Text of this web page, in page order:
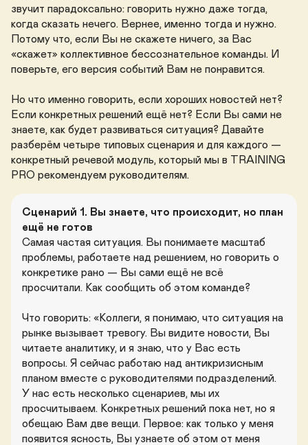
звучит парадоксально: говорить нужно даже тогда,
когда сказать нечего. Вернее, именно тогда и нужно.
Потому что, если Вы не скажете ничего, за Вас
«скажет» коллективное бессознательное команды. И
поверьте, его версия событий Вам не понравится.
Но что именно говорить, если хороших новостей нет?
Если конкретных решений ещё нет? Если Вы сами не
знаете, как будет развиваться ситуация? Давайте
разберём четыре типовых сценария и для каждого —
конкретный речевой модуль, который мы в TRAINING
PRO рекомендуем руководителям.
Сценарий 1. Вы знаете, что происходит, но план
ещё не готов
Самая частая ситуация. Вы понимаете масштаб
проблемы, работаете над решением, но говорить о
конкретике рано — Вы сами ещё не всё
просчитали. Как сообщить об этом команде?
Что говорить: «Коллеги, я понимаю, что ситуация на
рынке вызывает тревогу. Вы видите новости, Вы
читаете аналитику, и я знаю, что у Вас есть
вопросы. Я сейчас работаю над антикризисным
планом вместе с руководителями подразделений.
У нас есть несколько сценариев, мы их
просчитываем. Конкретных решений пока нет, но я
обещаю Вам две вещи. Первое: как только у меня
появится ясность, Вы узнаете об этом от меня